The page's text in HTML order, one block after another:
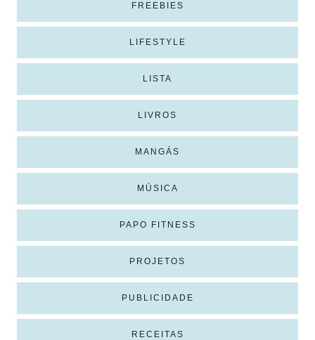
FREEBIES
LIFESTYLE
LISTA
LIVROS
MANGÁS
MÚSICA
PAPO FITNESS
PROJETOS
PUBLICIDADE
RECEITAS